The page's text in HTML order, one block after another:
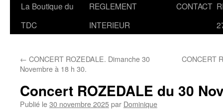
La Boutique du
TDC
REGLEMENT
INTERIEUR
CONTACT
← CONCERT ROZEDALE. Dimanche 30
Novembre à 18 h 30.
CONCERT
Concert ROZEDALE du 30
Publié le30 novembre 2025par Dominique